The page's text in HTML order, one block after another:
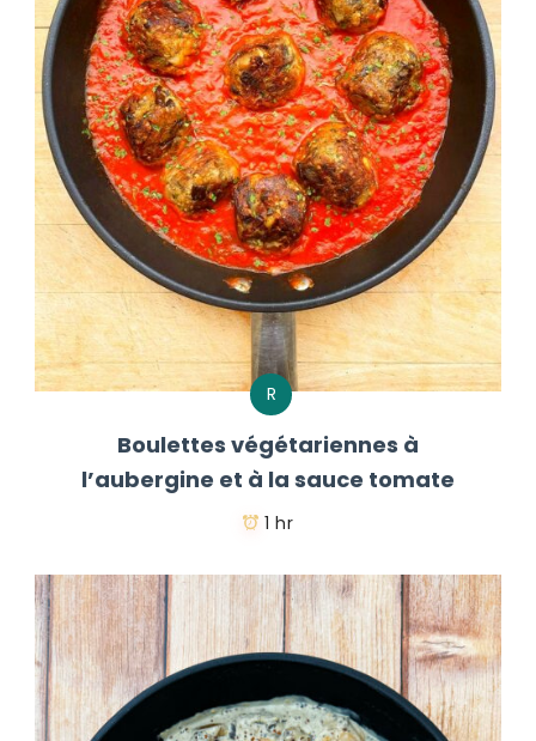
R
Boulettes végétariennes à
l’aubergine et à la sauce tomate
1 hr